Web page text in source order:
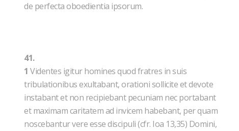
de perfecta oboedientia ipsorum.
41.
1 Videntes igitur homines quod fratres in suis
tribulationibus exultabant, orationi sollicite et devote
instabant et non recipiebant pecuniam nec portabant
et maximam caritatem ad invicem habebant, per quam
noscebantur vere esse discipuli (cfr. Ioa 13,35) Domini,